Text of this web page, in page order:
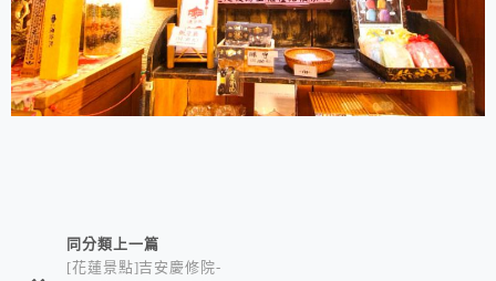
相連文章同分類上一篇
[花蓮景點]吉安慶修院-